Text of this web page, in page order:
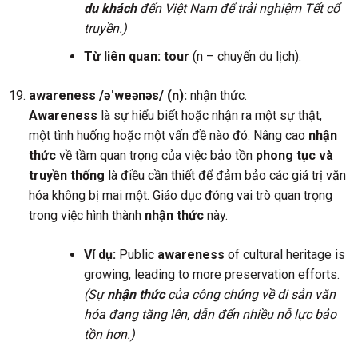
du kháchđến Việt Nam để trải nghiệm Tết cổ
truyền.)
Từ liên quan: tour (n – chuyến du lịch).
awareness /əˈweənəs/ (n):nhận thức.
Awareness là sự hiểu biết hoặc nhận ra một sự thật,
một tình huống hoặc một vấn đề nào đó. Nâng cao nhận
thứcvề tầm quan trọng của việc bảo tồn phong tục và
truyền thống là điều cần thiết để đảm bảo các giá trị văn
hóa không bị mai một. Giáo dục đóng vai trò quan trọng
trong việc hình thành nhận thứcnày.
Ví dụ:Public awareness of cultural heritage is
growing, leading to more preservation efforts.
(Sựnhận thứccủa công chúng về di sản văn
hóa đang tăng lên, dẫn đến nhiều nỗ lực bảo
tồn hơn.)